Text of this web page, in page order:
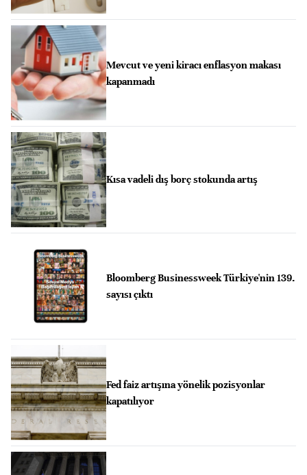
Mevcut ve yeni kiracı enflasyon makası
kapanmadı
Kısa vadeli dış borç stokunda artış
Bloomberg Businessweek Türkiye'nin 139.
sayısı çıktı
Fed faiz artışına yönelik pozisyonlar
kapatılıyor